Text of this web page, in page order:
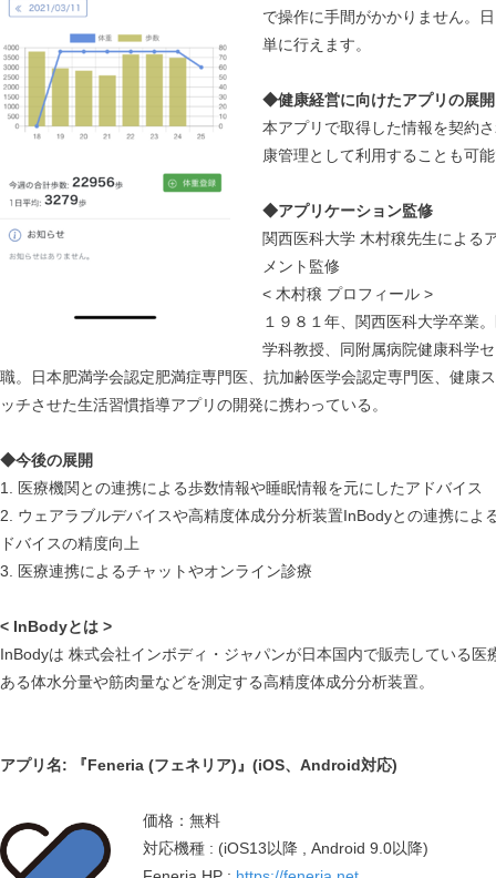
で操作に手間がかかりません。
単に行えます。
◆健康経営に向けたアプリの展開
本アプリで取得した情報を契約
康管理として利用することも可
◆アプリケーション監修
関西医科大学 木村穣先生による
メント監修
< 木村穣 プロフィール >
１９８１年、関西医科大学卒業
学科教授、同附属病院健康科学
職。日本肥満学会認定肥満症専門医、抗加齢医学会認定専門医、健康
ッチさせた生活習慣指導アプリの開発に携わっている。
◆今後の展開
1. 医療機関との連携による歩数情報や睡眠情報を元にしたアドバイス
2. ウェアラブルデバイスや高精度体成分分析装置InBodyとの連携によ
ドバイスの精度向上
3. 医療連携によるチャットやオンライン診療
< InBodyとは >
InBodyは 株式会社インボディ・ジャパンが日本国内で販売している医
ある体水分量や筋肉量などを測定する高精度体成分分析装置。
アプリ名: 『Feneria (フェネリア)』(iOS、Android対応)
価格：無料
対応機種 : (iOS13以降 , Android 9.0以降)